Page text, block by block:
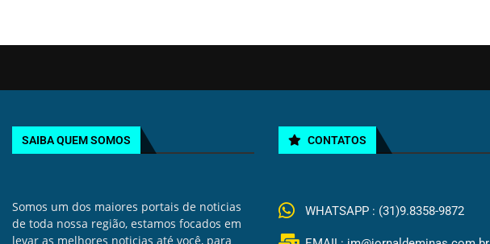
SAIBA QUEM SOMOS
Somos um dos maiores portais de noticias
de toda nossa região, estamos focados em
levar as melhores noticias até você, para
CONTATOS
WHATSAPP : (31)9.8358-9872